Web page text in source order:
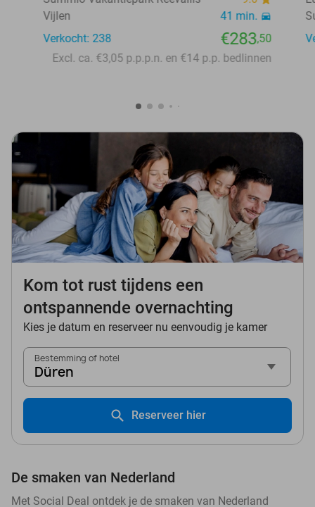
Vijlen
41 min.
Verkocht: 238
€283,50
Excl. ca. €3,05 p.p.p.n. en €14 p.p. bedlinnen
Kom tot rust tijdens een
ontspannende overnachting
Kies je datum en reserveer nu eenvoudig je kamer
Bestemming of hotel
Düren
Reserveer hier
De smaken van Nederland
Met Social Deal ontdek je de smaken van Nederland